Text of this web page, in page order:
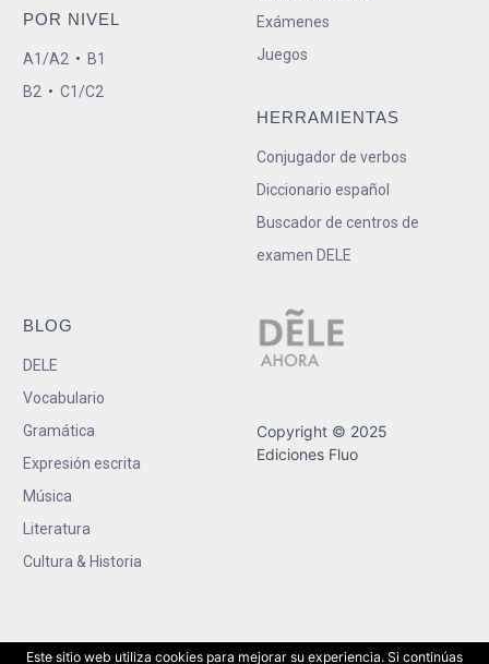
POR NIVEL
A1/A2 • B1
B2 • C1/C2
Exámenes
Juegos
HERRAMIENTAS
Conjugador de verbos
Diccionario español
Buscador de centros de
examen DELE
BLOG
DELE
Vocabulario
Gramática
Expresión escrita
Música
Literatura
Cultura & Historia
Copyright © 2025
Ediciones Fluo
Este sitio web utiliza cookies para mejorar su experiencia. Si continúas